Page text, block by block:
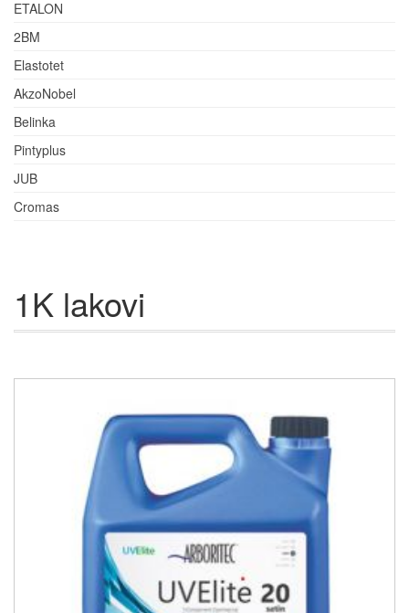
ETALON
2BM
Elastotet
AkzoNobel
Belinka
Pintyplus
JUB
Cromas
1K lakovi